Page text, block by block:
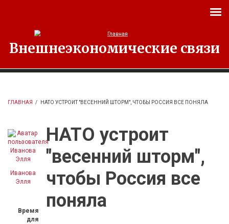
Внешнеэкономические связи
ГЛАВНАЯ / НАТО УСТРОИТ "ВЕСЕННИЙ ШТОРМ", ЧТОБЫ РОССИЯ ВСЕ ПОНЯЛА
Иванова
Элля
Время
для
НАТО устроит
"весенний шторм",
чтобы Россия все
поняла